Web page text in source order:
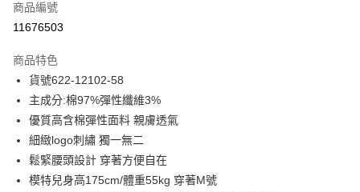
信用卡分期付款
合作金庫商業銀行
華南商業銀行
上海商業儲蓄銀行
國泰世華商業銀行
臺灣中小企業銀行
匯豐（台灣）商業銀行
聯邦商業銀行
元大商業銀行
永豐商業銀行
超商取貨付款
LINE Pay
Apple Pay
街口支付
商品編號
11676503
商品特色
貨號622-12102-58
主成分:棉97%彈性纖維3%
優質高含棉彈性面料 親膚透氣
細緻logo刺繡 獨一無二
鬆緊腰頭設計 穿著方便自在
模特兒身高175cm/體重55kg 穿著M號